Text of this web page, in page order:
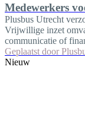
Medewerkers
Plusbus Utrecht
Vrijwillige inzet
communicatie of
Geplaatst door
Nieuw